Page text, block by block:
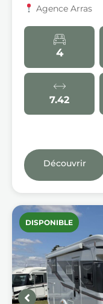
Agence Arras
4
7.42
Découvrir
DISPONIBLE